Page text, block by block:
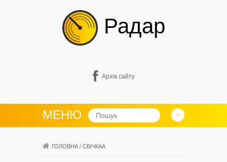
Радар
Архів сайту
МЕНЮ
ГОЛОВНА / СВІЧКАА